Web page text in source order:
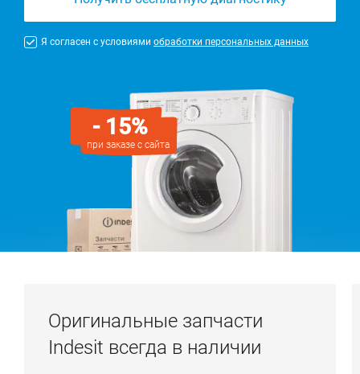
- 15%
при заказе с сайта
Я согласен с условиями обработки персональных данных
Оригинальные запчасти
Indesit всегда в наличии